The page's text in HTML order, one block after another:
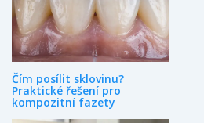
Čím posílit sklovinu?
Praktické řešení pro
kompozitní fazety